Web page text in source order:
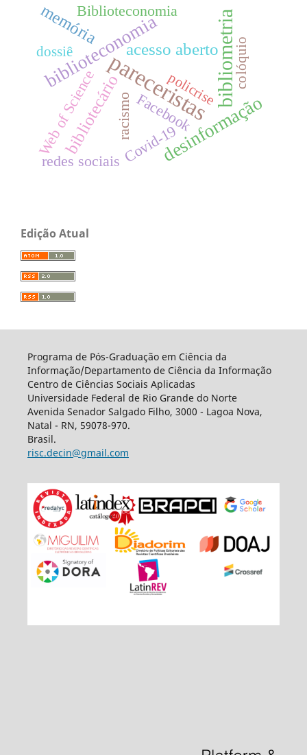
pareceristasbibliometria
desinformação
biblioteconomiaacesso aberto
bibliotecário
memóriaBiblioteconomia
Facebook
racismo
Web of Science
redes sociaisCovid-19
dossiê
policrise colóquio
Edição Atual
Programa de Pós-Graduação em Ciência da
Informação/Departamento de Ciência da Informação
Centro de Ciências Sociais Aplicadas
Universidade Federal de Rio Grande do Norte
Avenida Senador Salgado Filho, 3000 - Lagoa Nova,
Natal - RN, 59078-970.
Brasil.
risc.decin@gmail.com